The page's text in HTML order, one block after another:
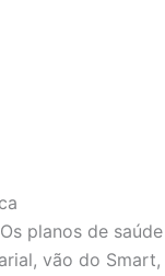
planos de
vão do